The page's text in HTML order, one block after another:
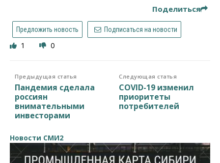
Поделиться
Предложить новость Подписаться на новости
1 0
Предыдущая статья
Пандемия сделала
россиян
внимательными
инвесторами
Следующая статья
COVID-19 изменил
приоритеты
потребителей
Новости СМИ2